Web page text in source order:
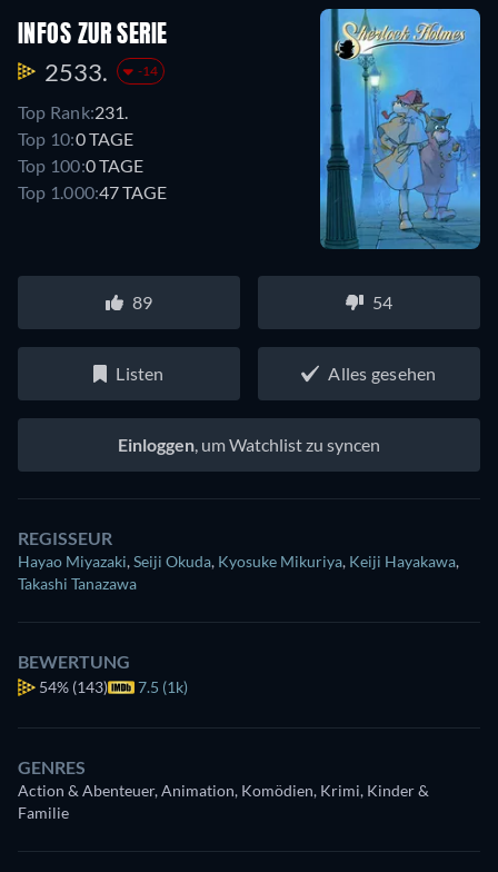
INFOS ZUR SERIE
2533. -14
Top Rank:231.
Top 10:0 TAGE
Top 100:0 TAGE
Top 1.000:47 TAGE
89 54
Listen Alles gesehen
Einloggen, um Watchlist zu syncen
REGISSEUR
Hayao Miyazaki,Seiji Okuda, Kyosuke Mikuriya, Keiji Hayakawa,
Takashi Tanazawa
BEWERTUNG
54% (143) 7.5 (1k)
GENRES
Action & Abenteuer, Animation, Komödien, Krimi, Kinder &
Familie